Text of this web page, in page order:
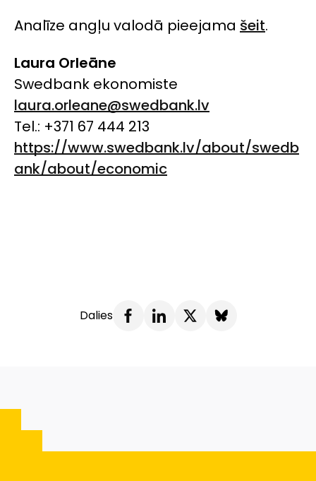
Analīze angļu valodā pieejama šeit.
Laura Orleāne
Swedbank ekonomiste
laura.orleane@swedbank.lv
Tel.: +371 67 444 213
https://www.swedbank.lv/about/swedb
ank/about/economic
Dalies